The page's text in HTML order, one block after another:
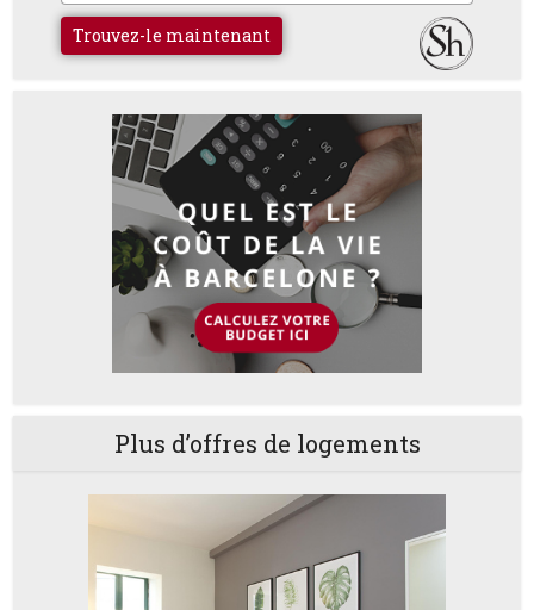
Trouvez-le maintenant
Plus d’offres de logements